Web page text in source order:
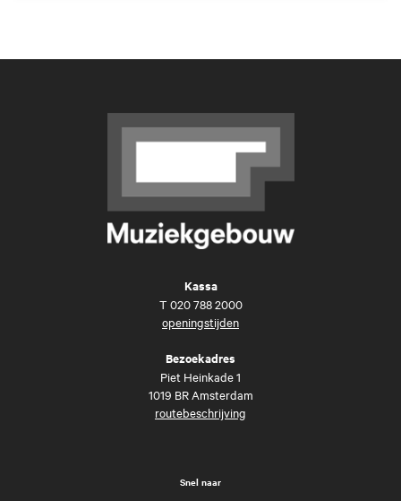
Kassa
T 020 788 2000
openingstijden
Bezoekadres
Piet Heinkade 1
1019 BR Amsterdam
routebeschrijving
Snel naar